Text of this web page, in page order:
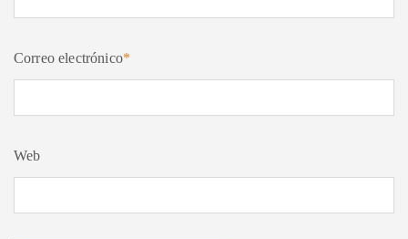
Correo electrónico*
Web